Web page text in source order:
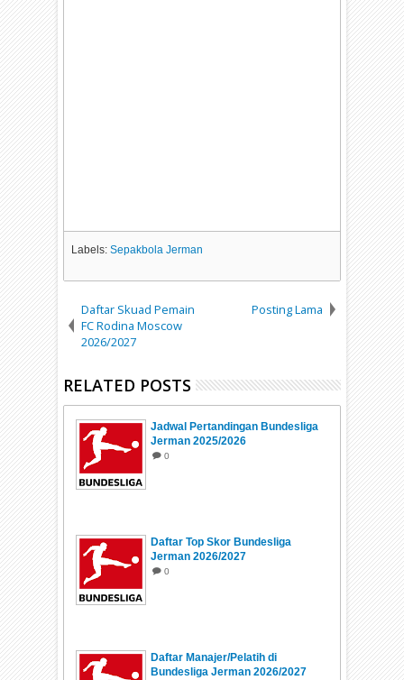
Labels:Sepakbola Jerman
Daftar Skuad Pemain
FC Rodina Moscow
2026/2027
Posting Lama
RELATED POSTS
Jadwal Pertandingan Bundesliga
Jerman 2025/2026
0
Daftar Top Skor Bundesliga
Jerman 2026/2027
0
Daftar Manajer/Pelatih di
Bundesliga Jerman 2026/2027